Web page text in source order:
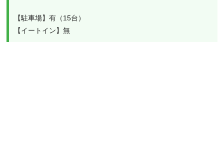
【駐車場】有（15台）
【イートイン】無